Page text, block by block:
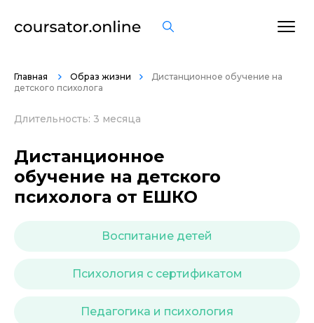
Главная Образ жизни
Дистанционное обучение на
детского психолога
Длительность: 3 месяца
Дистанционное
обучение на детского
психолога от ЕШКО
Воспитание детей
Психология с сертификатом
Педагогика и психология
Стоимость *